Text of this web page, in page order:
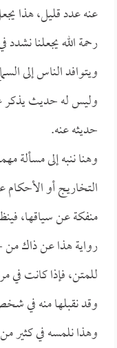
عنه عدد قليل، هذا
رحمة الله يجعلنا
ويتوافد الناس إلى
وليس له حديث
حديثه عنه.
وهنا ننبه إلى مسألة
التخاريج أو الأحكام
منفكة عن سياقها،
رواية هذا عن ذاك من
للمتن، فإذا كانت في
وقد نقبلها منه في
وهذا نلمسه في كثير